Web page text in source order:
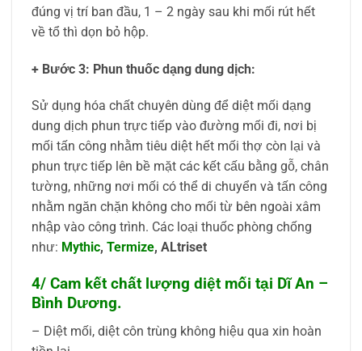
đúng vị trí ban đầu, 1 – 2 ngày sau khi mối rút hết
về tổ thì dọn bỏ hộp.
+ Bước 3: Phun thuốc dạng dung dịch:
Sử dụng hóa chất chuyên dùng để diệt mối dạng
dung dịch phun trực tiếp vào đường mối đi, nơi bị
mối tấn công nhằm tiêu diệt hết mối thợ còn lại và
phun trực tiếp lên bề mặt các kết cấu bằng gỗ, chân
tường, những nơi mối có thể di chuyển và tấn công
nhằm ngăn chặn không cho mối từ bên ngoài xâm
nhập vào công trình. Các loại thuốc phòng chống
như: Mythic, Termize, ALtriset
4/ Cam kết chất lượng diệt mối tại Dĩ An –
Bình Dương.
– Diệt mối, diệt côn trùng không hiệu qua xin hoàn